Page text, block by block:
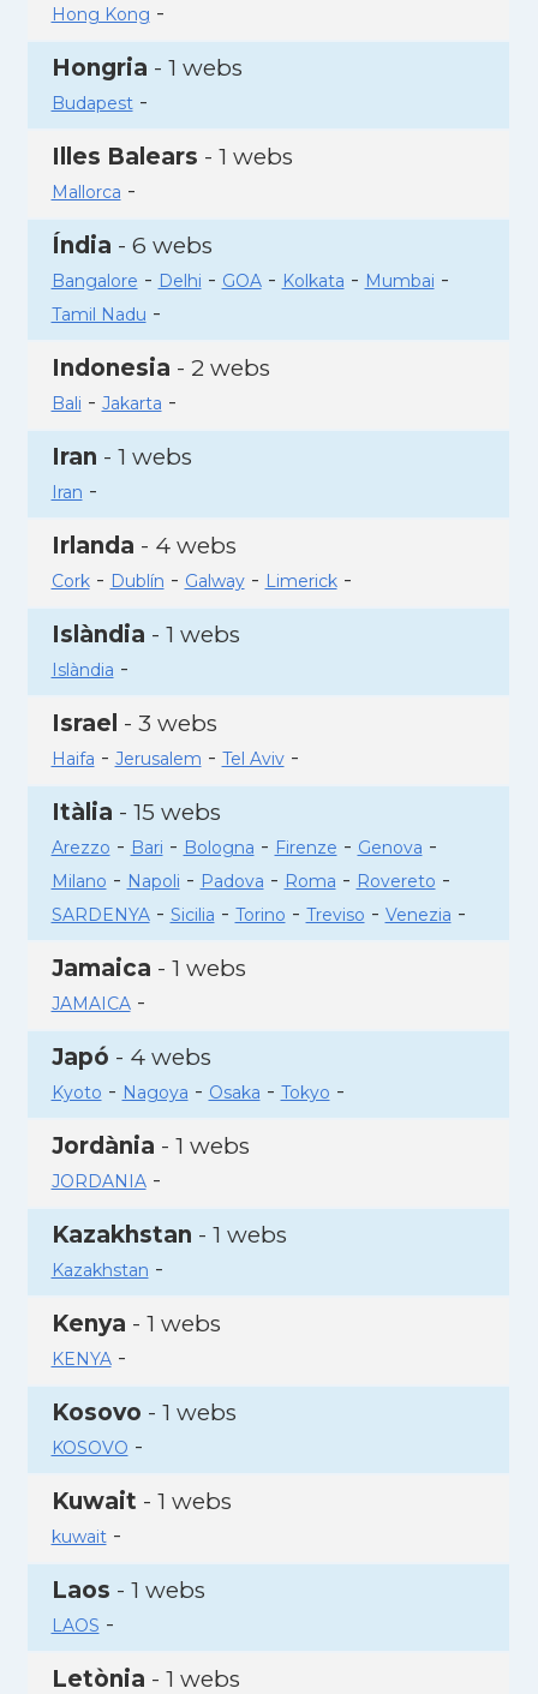
Hong Kong -
Hongria - 1 webs
Budapest-
Illes Balears - 1 webs
Mallorca -
Índia - 6 webs
Bangalore - Delhi - GOA- Kolkata - Mumbai -
Tamil Nadu -
Indonesia - 2 webs
Bali - Jakarta -
Iran - 1 webs
Iran -
Irlanda - 4 webs
Cork- Dublín - Galway- Limerick-
Islàndia - 1 webs
Islàndia -
Israel - 3 webs
Haifa - Jerusalem - Tel Aviv-
Itàlia - 15 webs
Arezzo - Bari - Bologna - Firenze - Genova -
Milano - Napoli - Padova - Roma - Rovereto -
SARDENYA- Sicilia - Torino - Treviso - Venezia -
Jamaica - 1 webs
JAMAICA-
Japó - 4 webs
Kyoto - Nagoya - Osaka - Tokyo -
Jordània - 1 webs
JORDANIA-
Kazakhstan - 1 webs
Kazakhstan -
Kenya - 1 webs
KENYA-
Kosovo - 1 webs
KOSOVO -
Kuwait - 1 webs
kuwait-
Laos - 1 webs
LAOS -
Letònia - 1 webs